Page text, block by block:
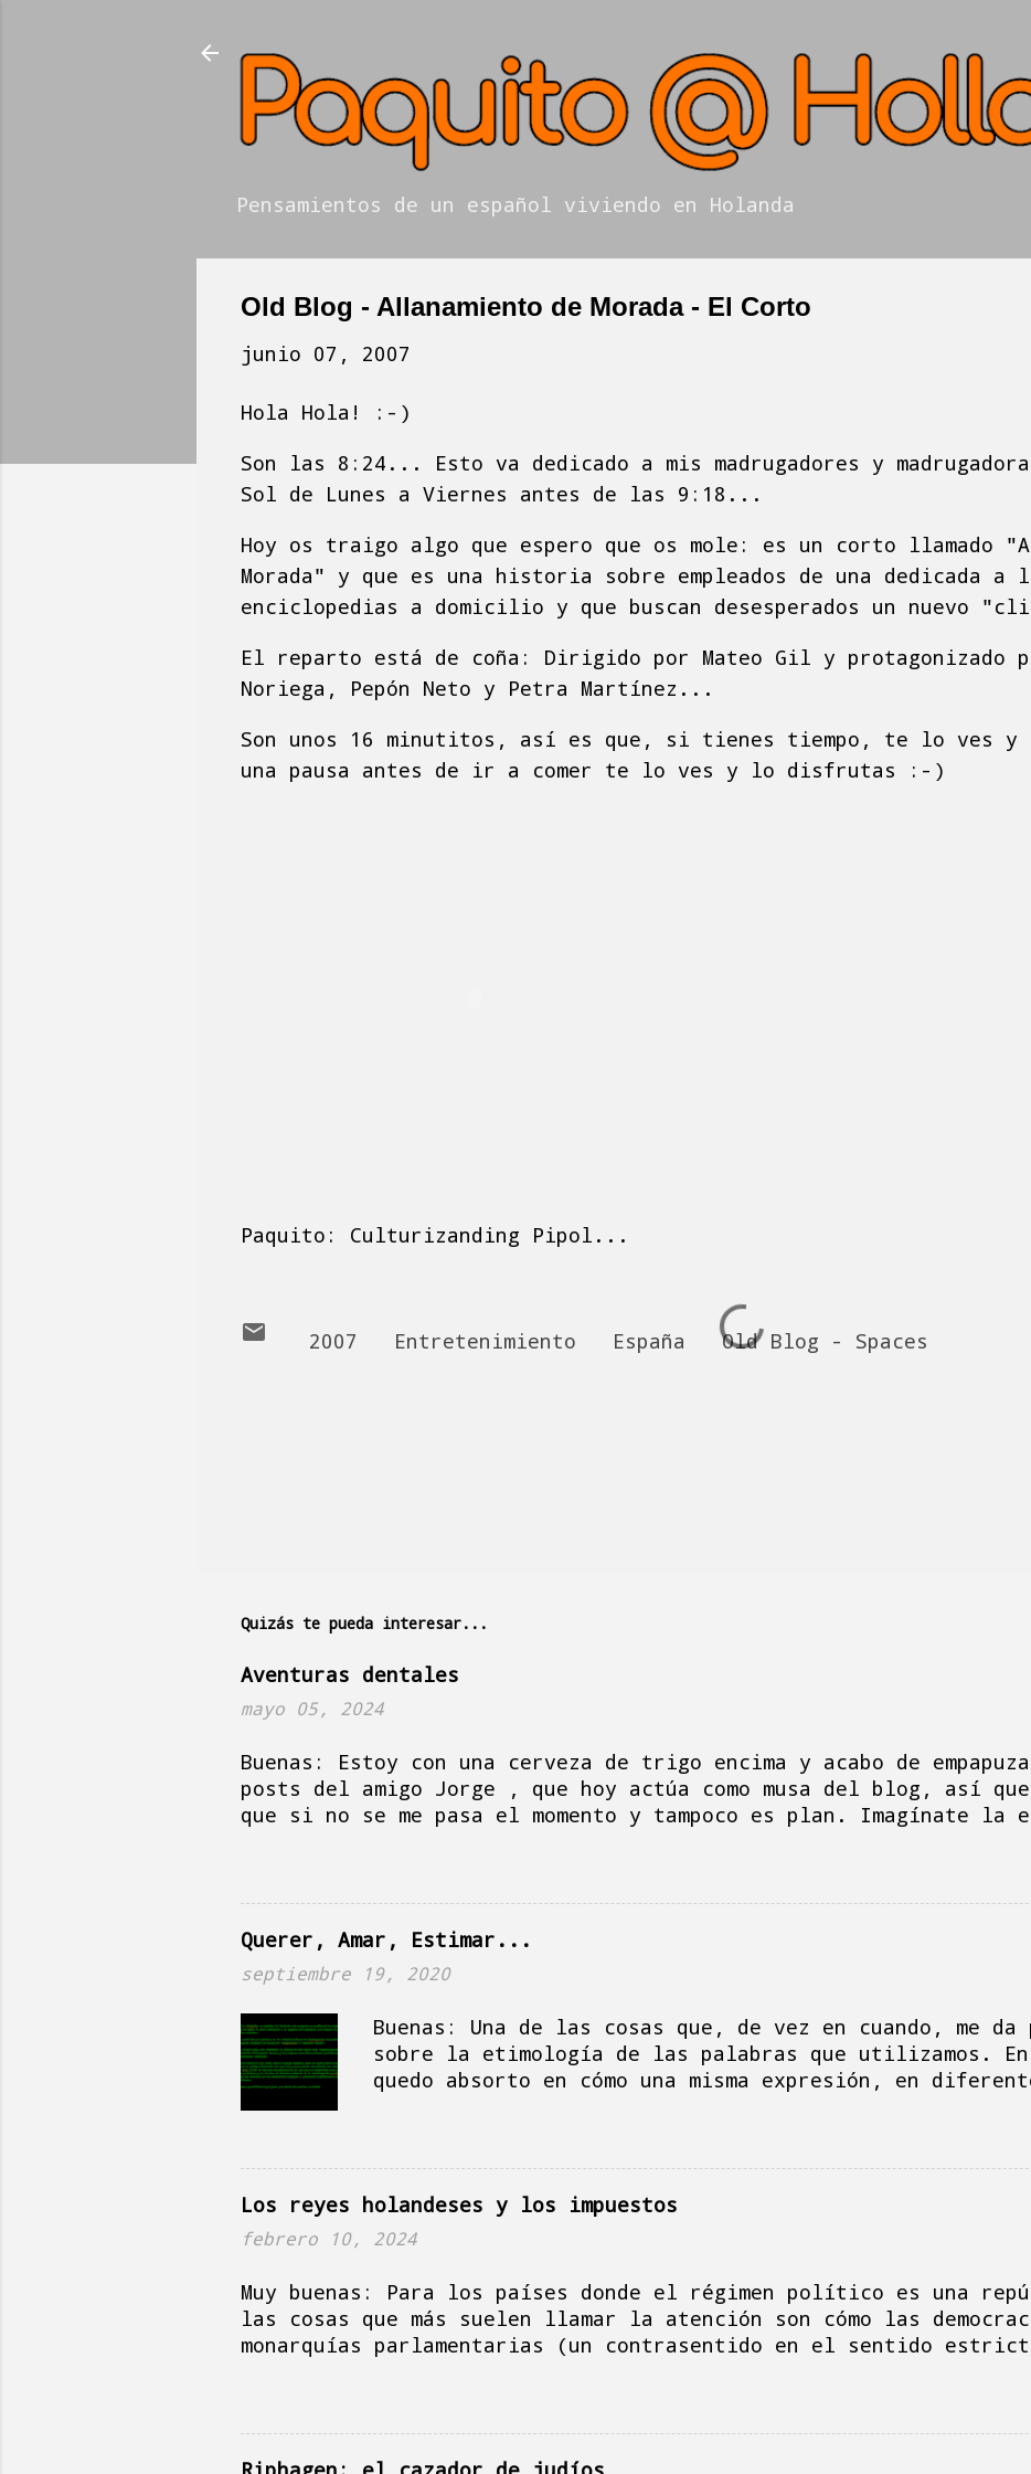
Pensamientos de un español viviendo en Holanda
Old Blog - Allanamiento de Morada - El Corto
junio 07, 2007
Hola Hola! :-)
Son las 8:24... Esto va dedicado a mis madrugadores y
Sol de Lunes a Viernes antes de las 9:18...
Hoy os traigo algo que espero que os mole: es un corto llamado
Morada" y que es una historia sobre empleados de una dedicada a
enciclopedias a domicilio y que buscan desesperados un nuevo
El reparto está de coña: Dirigido por Mateo Gil y protagonizado
Noriega, Pepón Neto y Petra Martínez...
Son unos 16 minutitos, así es que, si tienes tiempo, te lo ves y
una pausa antes de ir a comer te lo ves y lo disfrutas :-)
Paquito: Culturizanding Pipol...
2007 Entretenimiento España Old Blog - Spaces
r
o
s
Quizás te pueda interesar...
Aventuras dentales
mayo 05, 2024
Buenas: Estoy con una cerveza de trigo encima y acabo de
posts del amigo Jorge , que hoy actúa como musa del blog, así
que si no se me pasa el momento y tampoco es plan. Imagínate la
mientras la señora Paquito me mira desconsolada aporreando al
Paquito por el día de la madre, porque soy un desastre, siempre
pero tampoco mucho y ha sido un día de dimes y diretes, haciendo
aquello de no dejar que el blog languidezca. Al turrón... Al
te escribo, mi boca está lleno de costuras dentales provocadas
durante los tiempos del COVID ...
Querer, Amar, Estimar...
septiembre 19, 2020
Buenas: Una de las cosas que, de vez en cuando, me
sobre la etimología de las palabras que utilizamos.
quedo absorto en cómo una misma expresión, en
de que la significación del objeto o de la acción sea
Si hablas inglés, obviamente identificas la palabra:
“desayunar”, pero en ese momento, la descomposición de
donde uno empieza a pensar en el origen de la
“romper el ayuno”, como fórmula que proviene de un
las fórmulas de horas de comida tendrían algo que ver
Los reyes holandeses y los impuestos
febrero 10, 2024
Muy buenas: Para los países donde el régimen político es una
las cosas que más suelen llamar la atención son cómo las
monarquías parlamentarias (un contrasentido en el sentido
tan lógicas como el pago de impuestos. En España, aunque los